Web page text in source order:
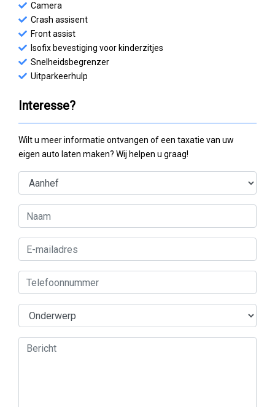
Camera
Crash assisent
Front assist
Isofix bevestiging voor kinderzitjes
Snelheidsbegrenzer
Uitparkeerhulp
Interesse?
Wilt u meer informatie ontvangen of een taxatie van uw
eigen auto laten maken? Wij helpen u graag!